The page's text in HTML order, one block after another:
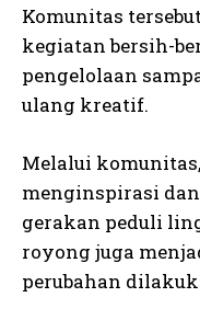
Komunitas
kegiatan bersih-
pengelolaan
ulang kreatif.
Melalui
menginspirasi
gerakan peduli
royong juga
perubahan